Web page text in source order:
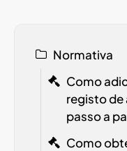
Normativa
Como
registo de
passo a
Como